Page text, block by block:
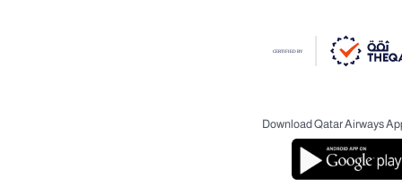
Download Qatar Airways